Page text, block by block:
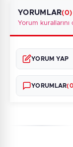
YORUMLAR(0)
Yorum kurallarını
YORUM YAP
YORUMLAR